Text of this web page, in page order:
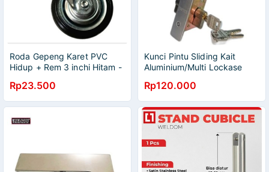
Roda Gepeng Karet PVC
Hidup + Rem 3 inchi Hitam -
Rp23.500
Kunci Pintu Sliding Kait
Aluminium/Multi Lockase
Rp120.000